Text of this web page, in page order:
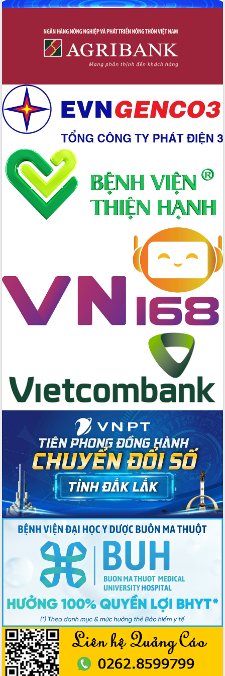
hiện nhiệm vụ quản lý tài sản công
Tháo gỡ những vướng mắc, đẩy mạnh
công tác cải cách thủ tục hành chính
tại Trung tâm Phục vụ hành chính
thi Sáng tạo Kỹ thuật 2024 - 2025
Đắk Lắk rà soát, điều chỉnh Đề án 190
về phát triển nuôi trồng thủy sản
Phó Chủ tịch UBND tỉnh Đắk Lắk
Trương Công Thái kiểm tra thực địa
Dự án cao tốc Khánh Hòa - Buôn Ma
Thuột
Định vị cà phê Việt Nam như một “di
sản sống” trong dòng chảy toàn cầu
Xây dựng nông thôn mới: Nâng cao đời
sống người dân từ những mô hình thiết
Quyết liệt tháo gỡ vướng mắc, đẩy
Đắk Lắk thời kỳ 2021-2030, tầm nhìn
đến năm 2050
Phát động chiến dịch 30 ngày đêm
giải phóng mặt bằng Tuyến đường bộ
ven biển
chuyển đổi số giai đoạn 2026 – 2030
với Tập đoàn Bưu chính Viễn thông
Việt Nam
Thứ trưởng Bộ Y tế làm việc với tỉnh
Đắk Lắk về phát triển nhân lực y tế
Du lịch Đắk Lắk nâng tầm trải nghiệm
du khách thông qua Hệ thống cơ sở dữ
liệu và Bản đồ số
Tập huấn ứng dụng trí tuệ nhân tạo (AI)
trong thương mại điện tử năm 2026
Đoàn đại biểu Quốc hội tỉnh Đắk Lắk
trao đổi thông tin trước Kỳ họp thứ
nhất, Quốc hội khóa XVI
Quyết liệt cải cách hành chính, khơi
thông nguồn lực phát triển
Nâng cao hiệu lực, hiệu quả HĐND
tỉnh thông qua hiện đại hóa hành chính
Xã Ea Phê gắn cải cách hành chính với
chuyển đổi số
Phó Chủ tịch Thường trực UBND tỉnh
Hồ Thị Nguyên Thảo làm việc tại Trung
tâm Phục vụ hành chính công xã Ea
Phê
Xây dựng nền hành chính số đồng
hành cùng nông dân dân, doanh nghiệp
Giai đoạn 2026-2030, Đắk Lắk phấn